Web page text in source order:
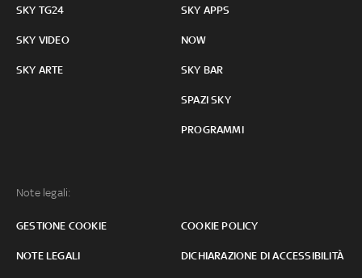
SKY TG24
SKY VIDEO
SKY ARTE
SKY APPS
NOW
SKY BAR
SPAZI SKY
PROGRAMMI
Note legali:
GESTIONE COOKIE COOKIE POLICY
NOTE LEGALI DICHIARAZIONE DI ACCESSIBILITÀ